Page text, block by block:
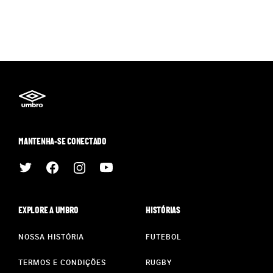
MANTENHA-SE CONECTADO
EXPLORE A UMBRO
NOSSA HISTÓRIA
TERMOS E CONDIÇÕES
HISTÓRIAS
FUTEBOL
RUGBY